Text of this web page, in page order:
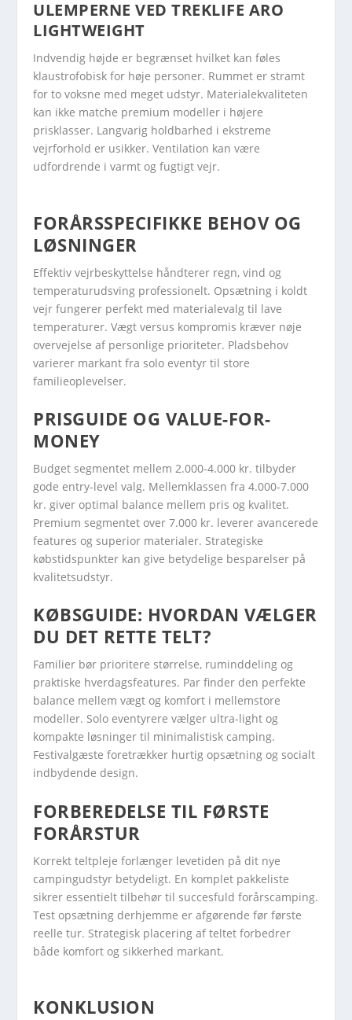
ULEMPERNE VED TREKLIFE ARO
LIGHTWEIGHT
Indvendig højde er begrænset hvilket kan føles
klaustrofobisk for høje personer. Rummet er stramt
for to voksne med meget udstyr. Materialekvaliteten
kan ikke matche premium modeller i højere
prisklasser. Langvarig holdbarhed i ekstreme
vejrforhold er usikker. Ventilation kan være
udfordrende i varmt og fugtigt vejr.
FORÅRSSPECIFIKKE BEHOV OG
LØSNINGER
Effektiv vejrbeskyttelse håndterer regn, vind og
temperaturudsving professionelt. Opsætning i koldt
vejr fungerer perfekt med materialevalg til lave
temperaturer. Vægt versus kompromis kræver nøje
overvejelse af personlige prioriteter. Pladsbehov
varierer markant fra solo eventyr til store
familieoplevelser.
PRISGUIDE OG VALUE-FOR-
MONEY
Budget segmentet mellem 2.000-4.000 kr. tilbyder
gode entry-level valg. Mellemklassen fra 4.000-7.000
kr. giver optimal balance mellem pris og kvalitet.
Premium segmentet over 7.000 kr. leverer avancerede
features og superior materialer. Strategiske
købstidspunkter kan give betydelige besparelser på
kvalitetsudstyr.
KØBSGUIDE: HVORDAN VÆLGER
DU DET RETTE TELT?
Familier bør prioritere størrelse, ruminddeling og
praktiske hverdagsfeatures. Par finder den perfekte
balance mellem vægt og komfort i mellemstore
modeller. Solo eventyrere vælger ultra-light og
kompakte løsninger til minimalistisk camping.
Festivalgæste foretrækker hurtig opsætning og socialt
indbydende design.
FORBEREDELSE TIL FØRSTE
FORÅRSTUR
Korrekt teltpleje forlænger levetiden på dit nye
campingudstyr betydeligt. En komplet pakkeliste
sikrer essentielt tilbehør til succesfuld forårscamping.
Test opsætning derhjemme er afgørende før første
reelle tur. Strategisk placering af teltet forbedrer
både komfort og sikkerhed markant.
KONKLUSION